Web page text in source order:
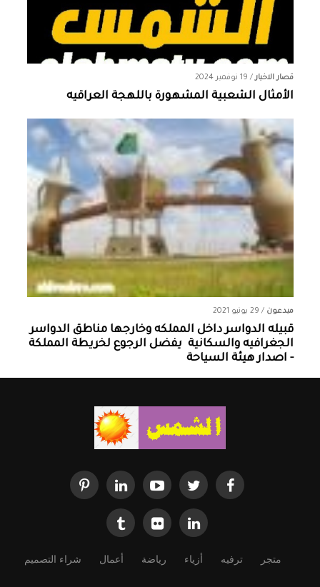
قصار الاخبار/ 19 نوفمبر 2024
الأمثال الشعبية المشهورة باللهجة العراقيه
مبدعون / 29 يونيو 2021
قبيله الدواسر داخل المملكه وخارجها ‏مناطق الدواسر
الجغرافيه والسكانية ‏ يفضل الرجوع لخريطة المملكة
- اصدار هيئة السياحة
متجر ترفيه أزياء رياضة أعمال شراء التصميم